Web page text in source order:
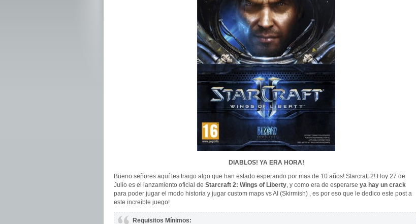
DIABLOS! YA ERA HORA!
Bueno señores aquí les traigo algo que han estado esperando por mas de 10 años! Starcraft 2! Hoy 27 de
Julio es el lanzamiento oficial de Starcraft 2: Wings of Liberty, y como era de esperarse ya hay un crack
para poder jugar el modo historia y jugar custom maps vs AI (Skirmish) , es por eso que le dedico este post a
este increíble juego!
Requisitos Mínimos: